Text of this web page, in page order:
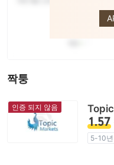
짝퉁
인증 되지 않음
1.57
5-10년